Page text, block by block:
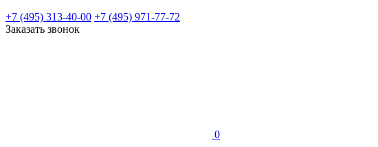
+7 (495) 313-40-00 +7 (495) 971-77-72
Заказать звонок
0